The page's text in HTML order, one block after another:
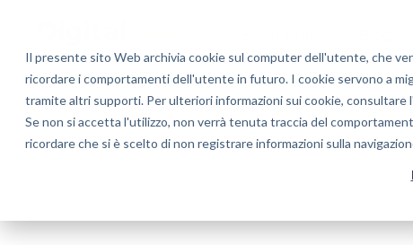
Il presente sito Web archivia cookie sul computer dell'utente, che
ricordare i comportamenti dell'utente in futuro. I cookie servono a
tramite altri supporti. Per ulteriori informazioni sui cookie, consultare
Se non si accetta l'utilizzo, non verrà tenuta traccia del
ricordare che si è scelto di non registrare informazioni sulla
Processi di Vendita B2B Customer
Eventi & News